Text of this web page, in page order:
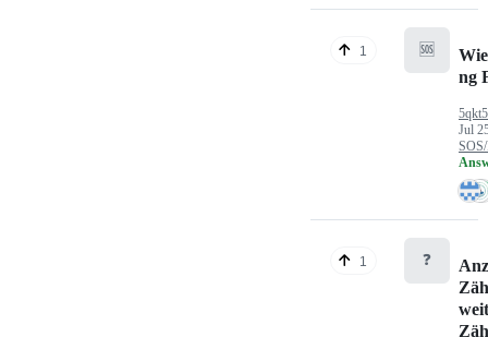
1 🆘
ng
Jul
1 ❓